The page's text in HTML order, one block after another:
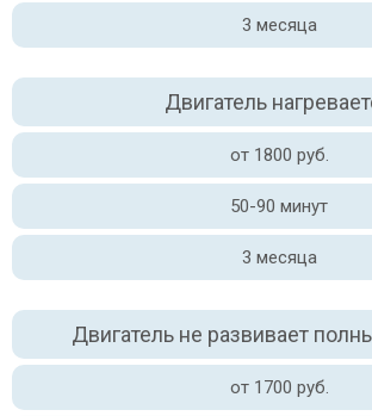
3 месяца
Двигатель
от 1800 руб.
50-90 минут
3 месяца
Двигатель не развивает
от 1700 руб.